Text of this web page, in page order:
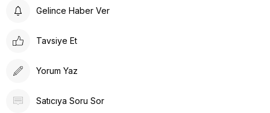
Gelince Haber Ver
Tavsiye Et
Yorum Yaz
Satıcıya Soru Sor